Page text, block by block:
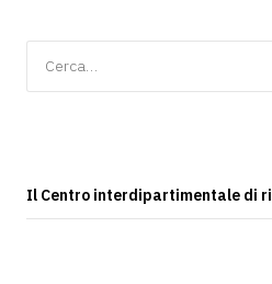
per:
Il Centro interdipartimentale di